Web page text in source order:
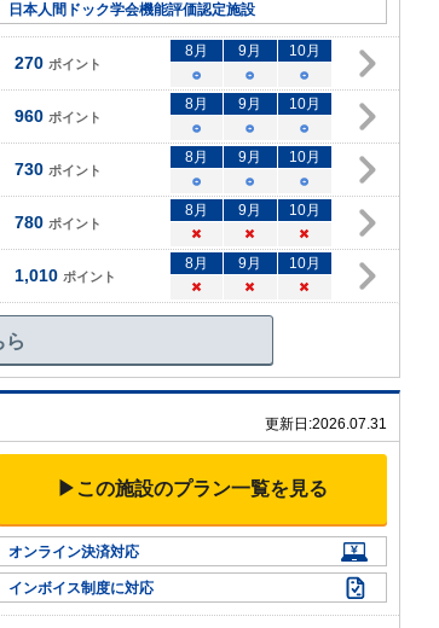
日本人間ドック学会機能評価認定施設
270 ポイント
8月 9月 10月
○
○ ○
960 ポイント
8月 9月 10月
○
○ ○
730 ポイント
8月 9月 10月
○
○ ○
780 ポイント
8月 9月 10月
×
× ×
1,010 ポイント
8月 9月 10月
×
× ×
更新日:2026.07.31
▶この施設のプラン一覧を見る
オンライン決済対応
インボイス制度に対応